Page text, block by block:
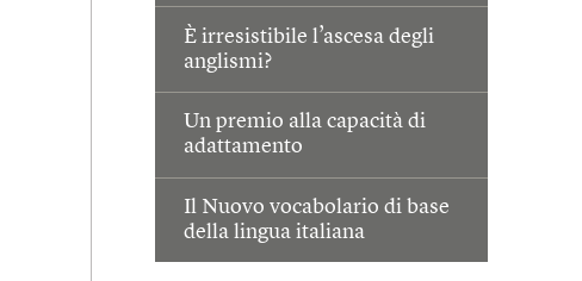
È irresistibile l’ascesa degli
anglismi?
Un premio alla capacità di
adattamento
Il Nuovo vocabolario di base
della lingua italiana